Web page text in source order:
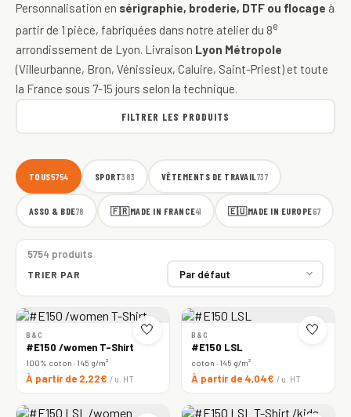
Personnalisation en sérigraphie, broderie, DTF ou flocage à
partir de 1 pièce, fabriquées dans notre atelier du 8e
arrondissement de Lyon. Livraison Lyon Métropole
(Villeurbanne, Bron, Vénissieux, Caluire, Saint-Priest) et toute
la France sous 7-15 jours selon la technique.
FILTRER LES PRODUITS
TOUS5754 SPORT383 VÊTEMENTS DE TRAVAIL737
ASSO & BDE78 🇫🇷MADE IN FRANCE41 🇪🇺MADE IN EUROPE67
5754 produits
TRIER PAR
🤍
B&C
#E150 /women T-Shirt
100% coton · 145 g/m²
À partir de 2,22€ / u. HT
🤍
B&C
#E150 LSL
coton · 145 g/m²
À partir de 4,04€ / u. HT